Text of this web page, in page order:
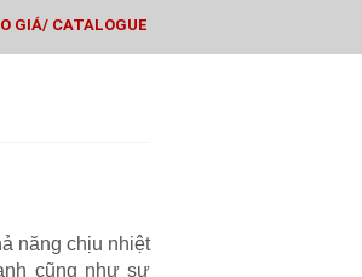
GIÁ/ CATALOGUE
năng chịu nhiệt
cũng như sự